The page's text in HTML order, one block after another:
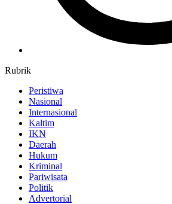
Rubrik
Peristiwa
Nasional
Internasional
Kaltim
IKN
Daerah
Hukum
Kriminal
Pariwisata
Politik
Advertorial